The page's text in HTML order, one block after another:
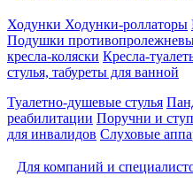
Ходунки Ходунки-роллаторы
Подушки
кресла-коляски Кресла-
стулья, табуреты для ванной
Туалетно-душевые стулья
реабилитации Поручни и
для инвалидов Слуховые
Для компаний и